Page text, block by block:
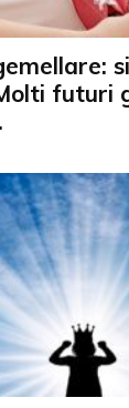
futuri